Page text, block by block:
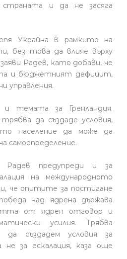
и да не засяга
Украйна в рамките на
без това да влияе върху
Радев, като добави, че
и бюджетният дефицит,
управления.
и темата за Гренландия.
да създаде условия,
население да може да
самоопределение.
Радев предупреди и за
на международното
че опитите за постигане
над ядрена държава
от ядрен отговор и
усилия. Трябва
да създадем условия за
не за ескалация, каза още